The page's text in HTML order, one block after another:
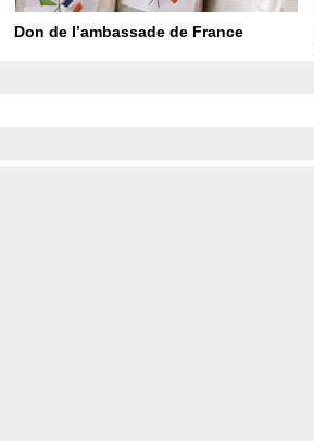
Don de l’ambassade de France